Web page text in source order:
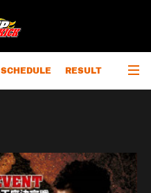
SCHEDULE RESULT